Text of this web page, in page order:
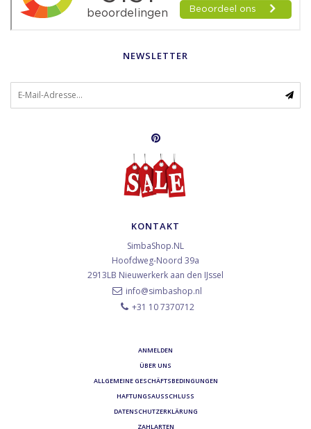
NEWSLETTER
KONTAKT
SimbaShop.NL
Hoofdweg-Noord 39a
2913LB Nieuwerkerk aan den IJssel
info@simbashop.nl
+31 10 7370712
ANMELDEN
ÜBER UNS
ALLGEMEINE GESCHÄFTSBEDINGUNGEN
HAFTUNGSAUSSCHLUSS
DATENSCHUTZERKLÄRUNG
ZAHLARTEN